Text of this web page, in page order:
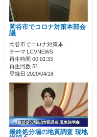
岡谷市でコロナ対策本部会
議
岡谷市でコロナ対策本…
テーマ LCVNEWS
再生時間 00:01:33
再生回数 51
登録日 2020/04/18
最終処分場の地質調査 現地